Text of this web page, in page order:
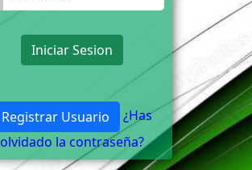
Registrar Usuario
¿Has
olvidado la contraseña?